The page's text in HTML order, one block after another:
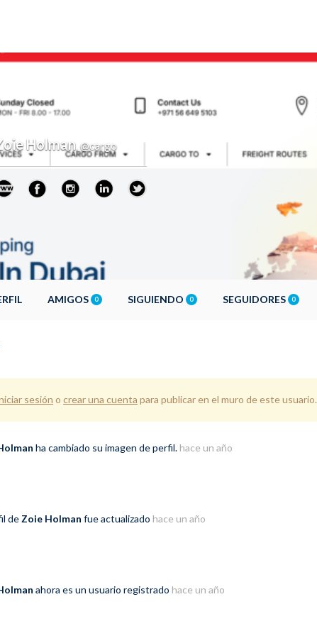
Holman @cargo
AMIGOS 0 SIGUIENDO 0 SEGUIDORES 0
sesión o crear una cuenta para publicar en el muro de este usuario.
ha cambiado su imagen de perfil. hace un año
deZoie Holman fue actualizado hace un año
ahora es un usuario registrado hace un año